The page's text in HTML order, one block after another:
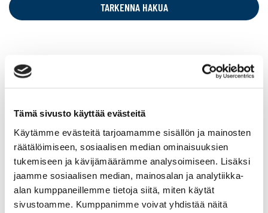
Tämä sivusto käyttää evästeitä
Käytämme evästeitä tarjoamamme sisällön ja mainosten
räätälöimiseen, sosiaalisen median ominaisuuksien
tukemiseen ja kävijämäärämme analysoimiseen. Lisäksi
jaamme sosiaalisen median, mainosalan ja analytiikka-
alan kumppaneillemme tietoja siitä, miten käytät
sivustoamme. Kumppanimme voivat yhdistää näitä
kerrostalo,
luhtitalo,
rivitalo,
paritalo,
puutalo-
osake,
omakotitalo,
TARKENNA HAKUA
KAJAANINTIE 80B
Suomi Paltamo
Omakotitalo 1959
3h,k,wc,s/kph,at